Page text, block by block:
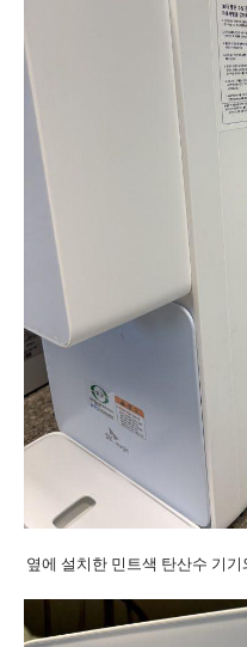
옆에 설치한 민트색 탄산수 기